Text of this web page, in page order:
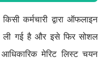
कर्मचारी द्वारा ऑफलाइन
ली गई है और इसे फिर सोशल
आधिकारिक मेरिट लिस्ट चयन